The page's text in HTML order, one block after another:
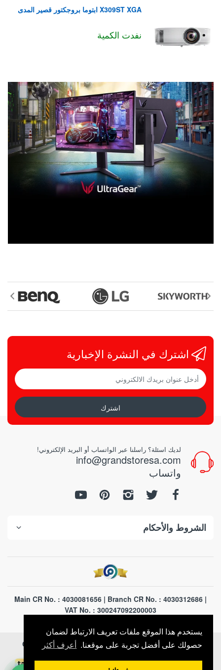
يستخدم هذا الموقع ملفات تعريف الارتباط لضمان
حصولك على أفضل تجربة على موقعنا.
أعرف أكثر
X309ST XGA ابتوما بروجكتور قصير المدى
نفدت الكمية
اشترك في النشرة الإخبارية
اشترك
لديك اسئلة؟ راسلنا عبر الواتساب أو البريد الإلكتروني!
info@grandstoresa.com
واتساب
الشروط والأحكام
Main CR No. : 4030081656 | Branch CR No. : 4030312686 |
VAT No. : 300247092200003
© 2026
GrandStores Saudi Arabia . All Rights Reserved